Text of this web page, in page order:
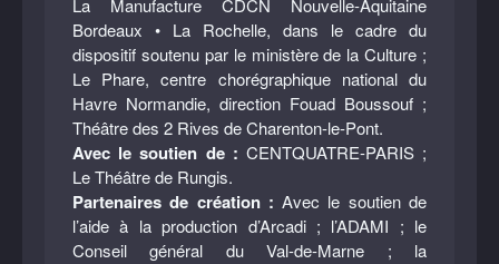
La Manufacture CDCN Nouvelle-Aquitaine
Bordeaux • La Rochelle, dans le cadre du
dispositif soutenu par le ministère de la Culture ;
Le Phare, centre chorégraphique national du
Havre Normandie, direction Fouad Boussouf ;
Théâtre des 2 Rives de Charenton-le-Pont.
Avec le soutien de : CENTQUATRE-PARIS ;
Le Théâtre de Rungis.
Partenaires de création : Avec le soutien de
l’aide à la production d’Arcadi ; l’ADAMI ; le
Conseil général du Val-de-Marne ; la